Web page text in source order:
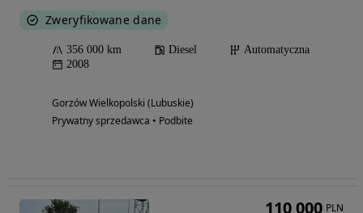
Zweryfikowane dane
356 000 km Diesel
Automatyczna
2008
Gorzów Wielkopolski (Lubuskie)
Prywatny sprzedawca • Podbite
110 000 PLN